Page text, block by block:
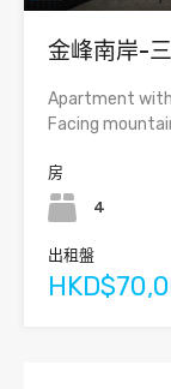
金峰南岸-
Apartment
Facing
房
4
出租盤